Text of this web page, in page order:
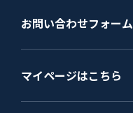
お問い合わせフォーム
マイページはこちら